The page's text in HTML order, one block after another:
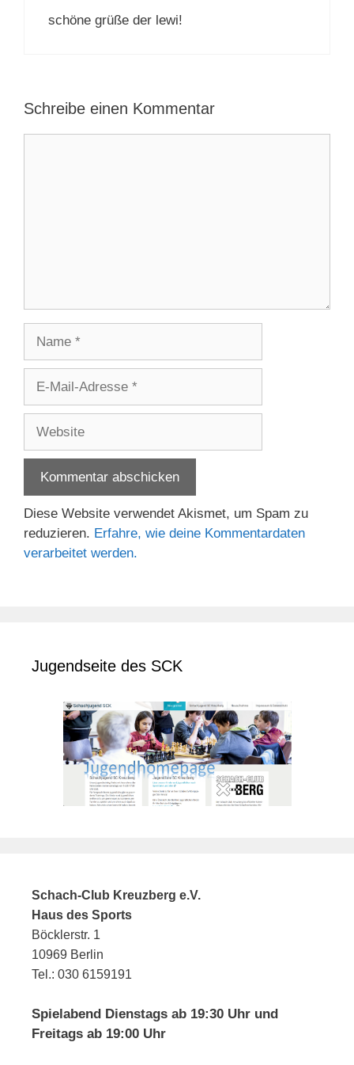
schöne grüße der lewi!
Schreibe einen Kommentar
Adresse
Diese Website verwendet Akismet, um Spam zu
reduzieren. Erfahre, wie deine Kommentardaten
verarbeitet werden.
Jugendseite des SCK
Schach-Club Kreuzberg e.V.
Haus des Sports
Böcklerstr. 1
10969 Berlin
Tel.: 030 6159191
Spielabend Dienstags ab 19:30 Uhr und
Freitags ab 19:00 Uhr